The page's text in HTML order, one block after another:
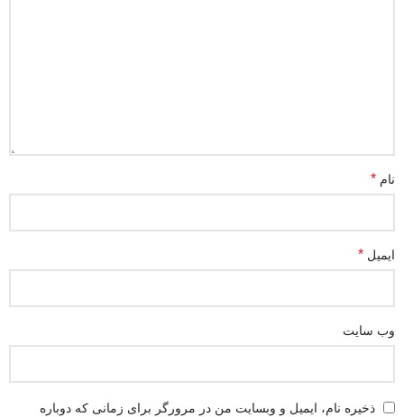
نام *
ایمیل *
وب‌ سایت
ذخیره نام، ایمیل و وبسایت من در مرورگر برای زمانی که دوباره